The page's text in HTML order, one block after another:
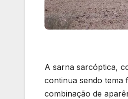
A sarna sarcóptica,
continua sendo tema
combinação de